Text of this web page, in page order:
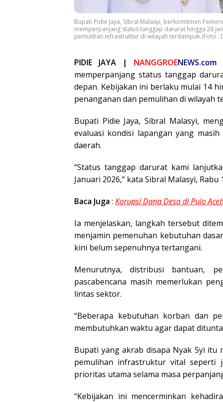
Bupati Pidie Jaya, Sibral Malasyi, berkomitmen
memperpanjang status tanggap darurat hingga 28
pemulihan infrastruktur di wilayah terdampak.(Foto :
PIDIE JAYA | NANGGROENEWS.com
memperpanjang status tanggap
depan. Kebijakan ini berlaku mulai 14
penanganan dan pemulihan di wilayah
Bupati Pidie Jaya, Sibral Malasyi,
evaluasi kondisi lapangan yang
daerah.
“Status tanggap darurat kami
Januari 2026,” kata Sibral Malasyi, Rabu
Baca Juga : Korupsi Dana Desa di Pulo
Ia menjelaskan, langkah tersebut
menjamin pemenuhan kebutuhan
kini belum sepenuhnya tertangani.
Menurutnya, distribusi bantuan,
pascabencana masih memerlukan
lintas sektor.
“Beberapa kebutuhan korban dan
membutuhkan waktu agar dapat
Bupati yang akrab disapa Nyak Syi itu
pemulihan infrastruktur vital seperti
prioritas utama selama masa
“Kebijakan ini mencerminkan